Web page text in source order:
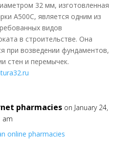
32 мм, изготовленная
А500С, является одним из
видов
в строительстве. Она
при возведении фундаментов,
стен и перемычек.
pharmacies on January 24,
am
online pharmacies